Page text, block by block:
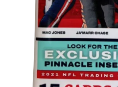
990 Kč